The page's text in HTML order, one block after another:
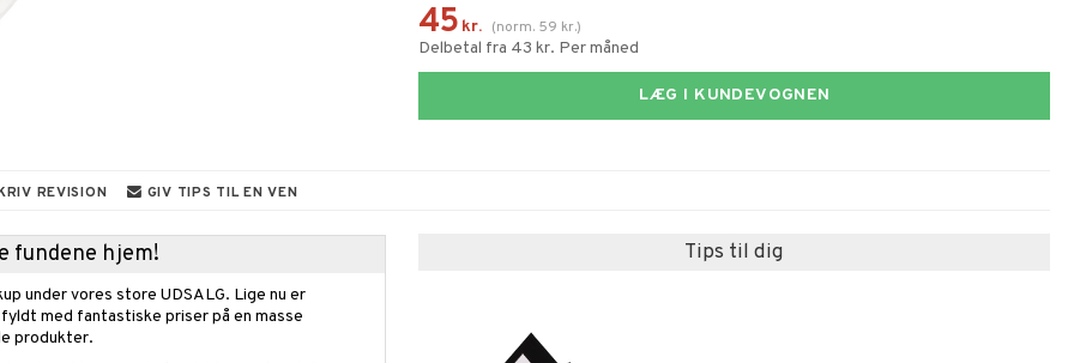
45 kr. (norm. 59 kr.)
Delbetal fra 43 kr. Per måned
LÆG I KUNDEVOGNEN
REVISION GIV TIPS TIL EN VEN
fundene hjem!
under vores store UDSALG. Lige nu er
med fantastiske priser på en masse
produkter.
Tips til dig